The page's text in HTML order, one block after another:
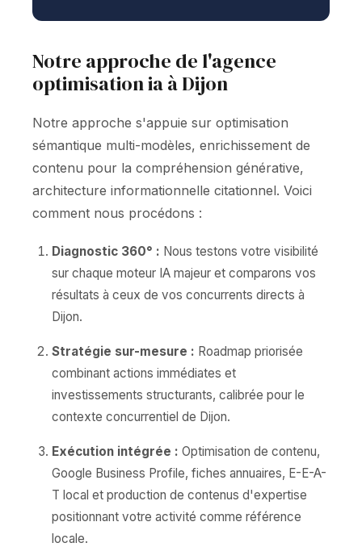
Notre approche de l'agence
optimisation ia à Dijon
Notre approche s'appuie sur optimisation
sémantique multi-modèles, enrichissement de
contenu pour la compréhension générative,
architecture informationnelle citationnel. Voici
comment nous procédons :
Diagnostic 360° : Nous testons votre visibilité
sur chaque moteur IA majeur et comparons vos
résultats à ceux de vos concurrents directs à
Dijon.
Stratégie sur-mesure : Roadmap priorisée
combinant actions immédiates et
investissements structurants, calibrée pour le
contexte concurrentiel de Dijon.
Exécution intégrée : Optimisation de contenu,
Google Business Profile, fiches annuaires, E-E-A-
T local et production de contenus d'expertise
positionnant votre activité comme référence
locale.